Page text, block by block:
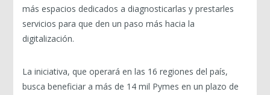
más espacios dedicados a diagnosticarlas y prestarles
servicios para que den un paso más hacia la
digitalización.
La iniciativa, que operará en las 16 regiones del país,
busca beneficiar a más de 14 mil Pymes en un plazo de